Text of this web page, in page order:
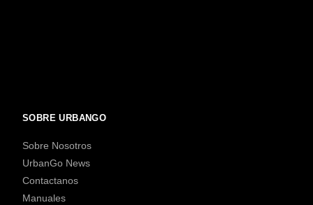
SOBRE URBANGO
Sobre Nosotros
UrbanGo News
Contactanos
Manuales